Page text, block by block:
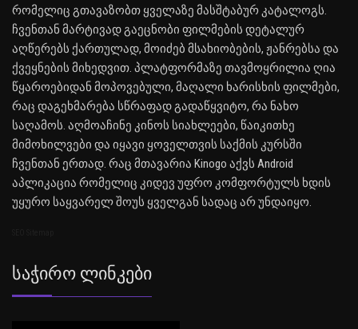
რომელიც გთავაზობთ ყველაზე მასშტაბურ კატალოგს.
ჩვენთან მარტივად გაეცნობი ფილმების დეტალურ
აღწერებს ქართულად, მოიძებ მსახიობების, ჟანრებსა და
ქვეყნების მიხედვით. პლატფორმაზე თავმოყრილია ღია
წყაროებიდან მოპოვებული, მაღალი ხარისხის ფილმები,
რაც დაგეხმარება სწრაფად გადაწყვიტო, რა ნახო
საღამოს. აღმოაჩინე კინოს სიახლეები, წაიკითხე
მიმოხილვები და იყავი ყოველთვის საქმის კურსში
ჩვენთან ერთად. რაც მთავარია Kinogo აქვს Android
აპლიკაცია რომელიც კიდევ უფრო კომფორტულს ხდის
უყურო საყვარელ შოუს ყველგან სადაც არ უნდაიყო.
Საჭირო Ლინკები